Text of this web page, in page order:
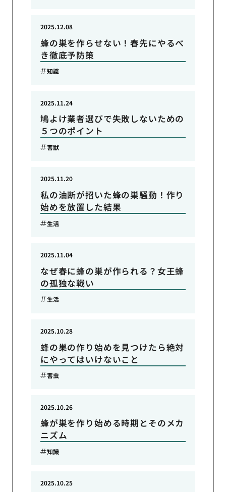
蜂の巣を作らせない！春先にやるべ
き徹底予防策
2025.12.08
知識
鳩よけ業者選びで失敗しないための
５つのポイント
2025.11.24
害獣
私の油断が招いた蜂の巣騒動！作り
始めを放置した結果
2025.11.20
生活
なぜ春に蜂の巣が作られる？女王蜂
の孤独な戦い
2025.11.04
生活
蜂の巣の作り始めを見つけたら絶対
にやってはいけないこと
2025.10.28
害虫
蜂が巣を作り始める時期とそのメカ
ニズム
2025.10.26
知識
2025.10.25